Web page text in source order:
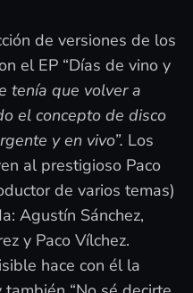
de versiones de los
el EP “Días de vino y
tenía que volver a
el concepto de disco
y en vivo”. Los
al prestigioso Paco
de varios temas)
Agustín Sánchez,
y Paco Vílchez.
hace con él la